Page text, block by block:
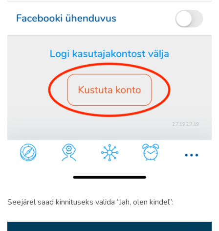
Seejärel saad kinnituseks valida “Jah, olen kindel”: